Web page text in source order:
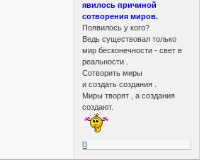
явилось причиной
сотворения миров.
Появилось у кого?
Ведь существовал только
мир бесконечности - свет в
реальности .
Сотворить миры
и создать создания .
Миры творят , а создания
создают.
0